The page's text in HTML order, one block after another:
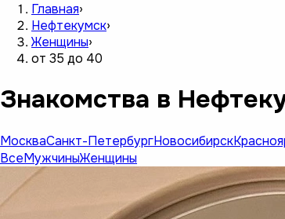
Главная›
Нефтекумск›
Женщины›
от 35 до 40
Знакомства в
МоскваСанкт-ПетербургНовосибирск
ВсеМужчиныЖенщины